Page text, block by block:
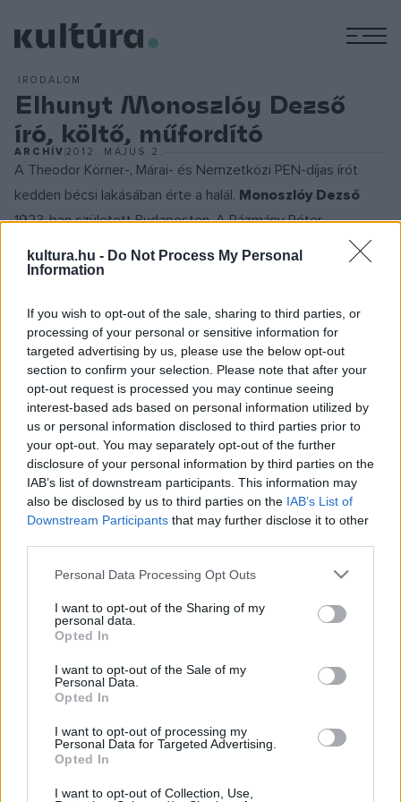
kultura.hu - Do Not Process My Personal
Information
If you wish to opt-out of the sale, sharing to third parties, or
processing of your personal or sensitive information for
targeted advertising by us, please use the below opt-out
section to confirm your selection. Please note that after your
opt-out request is processed you may continue seeing
interest-based ads based on personal information utilized by
us or personal information disclosed to third parties prior to
your opt-out. You may separately opt-out of the further
disclosure of your personal information by third parties on the
IAB’s list of downstream participants. This information may
also be disclosed by us to third parties on the IAB’s List of
Downstream Participants that may further disclose it to other
Please note that this website/app uses one or more Google
not limited to your visit or usage behaviour. You may click to
grant or deny consent to Google and its third-party tags to
use your data for below specified purposes in below Google
consent section.
Personal Data Processing Opt Outs
I want to opt-out of the Sharing of my
personal data.
Opted In
I want to opt-out of the Sale of my
Personal Data.
Opted In
I want to opt-out of processing my
Personal Data for Targeted Advertising.
Opted In
I want to opt-out of Collection, Use,
IRODALOM
Elhunyt Monoszlóy Dezső
író, költő, műfordító
ARCHÍV2012. MÁJUS 2.
A Theodor Körner-, Márai- és Nemzetközi PEN-díjas írót
kedden bécsi lakásában érte a halál. Monoszlóy Dezső
1923-ban született Budapesten. A Pázmány Péter
Tudományegyetem jogi karán folytatott tanulmányokat.
1947 és 1968 között Pozsonyban élt, dolgozott
rádiószerkesztőként, és tevékenykedett egy kiadóvállalat
igazgatójaként is. A Csehszlovák Írószövetség magyar
titkára, az Irodalmi Szemle szerkesztője volt.
1968-ban Újvidékre emigrált. 1970-ben Ausztriába költözött
és Bécsben telepedett le. Tagja volt az Ausztriai Magyar
Egyesületek és Szervezetek Központi Szövetsége által
kiadott Bécsi Napló szerkesztőbizottságának.
Számos verseskötete és regénye jelent meg, köztük a
Menekülés Szodomából
A szerelem
öt évszaka
több mint negyven rádiójáték szerzője volt, cseh, illetve
szlovák műfordításai több mint harminc kötetben jelentek